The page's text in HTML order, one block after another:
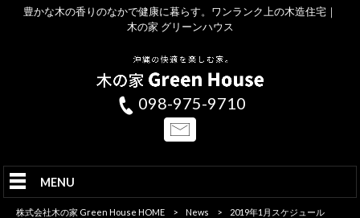
豊かな木の香りのなかで健康に暮らす。ワンランク上の木造住宅｜
木の家 グリーンハウス
098-975-9710
MENU
株式会社木の家 Green House HOME > News > 2019年1月スケジュール